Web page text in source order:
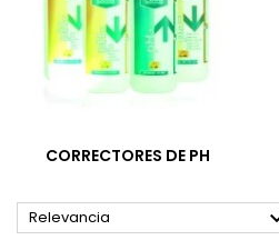
CORRECTORES DE PH
Relevancia